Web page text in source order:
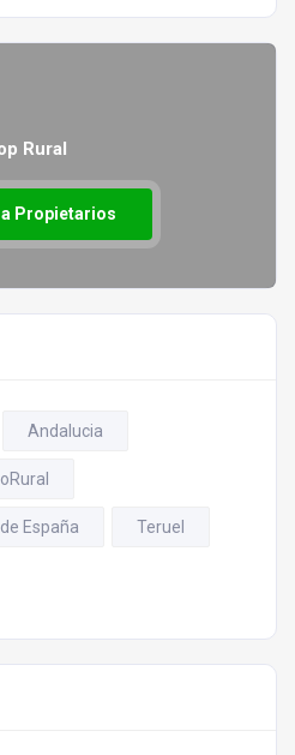
Rural
Propietarios
Andalucia
España Teruel